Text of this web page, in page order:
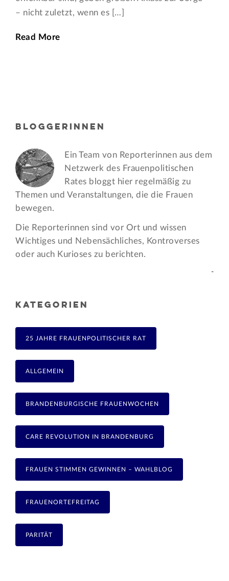
– nicht zuletzt, wenn es […]
Read More
BLOGGERINNEN
Ein Team von Reporterinnen aus dem
Netzwerk des Frauen­politischen
Rates bloggt hier regelmäßig zu
Themen und Veran­staltungen, die die Frauen
bewegen.
Die Reporterinnen sind vor Ort und wissen
Wichtiges und Nebensächliches, Kontroverses
oder auch Kurioses zu berichten.
-
KATEGORIEN
25 JAHRE FRAUENPOLITISCHER RAT
ALLGEMEIN
BRANDENBURGISCHE FRAUENWOCHEN
CARE REVOLUTION IN BRANDENBURG
FRAUEN STIMMEN GEWINNEN – WAHLBLOG
FRAUENORTEFREITAG
PARITÄT